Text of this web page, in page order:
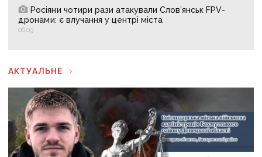
Росіяни чотири рази атакували Слов’янськ FPV-
дронами: є влучання у центрі міста
06:09
АКТУАЛЬНЕ